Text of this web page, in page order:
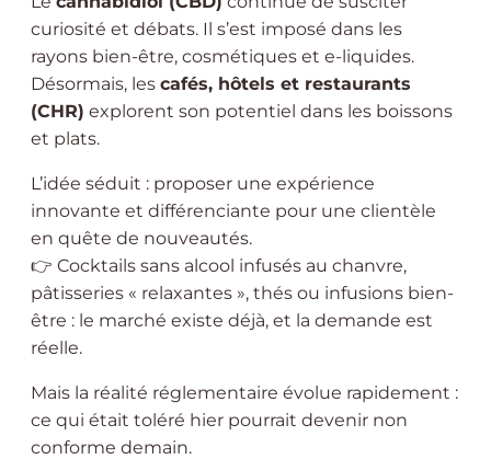
curiosité et débats. Il s’est imposé dans les
rayons bien-être, cosmétiques et e-liquides.
Désormais, les cafés, hôtels et restaurants
(CHR) explorent son potentiel dans les boissons
et plats.
L’idée séduit : proposer une expérience
innovante et différenciante pour une clientèle
en quête de nouveautés.
👉 Cocktails sans alcool infusés au chanvre,
pâtisseries « relaxantes », thés ou infusions bien-
être : le marché existe déjà, et la demande est
réelle.
Mais la réalité réglementaire évolue rapidement :
ce qui était toléré hier pourrait devenir non
conforme demain.